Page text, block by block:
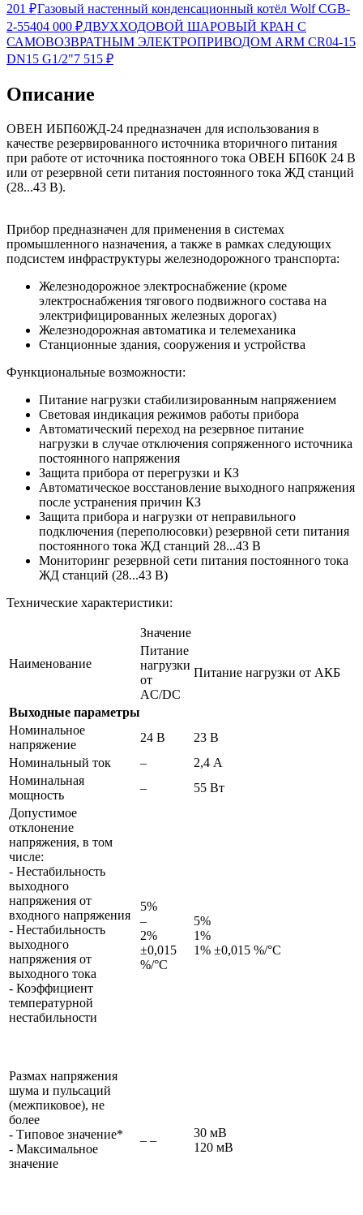
201 ₽Газовый настенный конденсационный котёл Wolf CGB-
2-55404 000 ₽ДВУХХОДОВОЙ ШАРОВЫЙ КРАН С
САМОВОЗВРАТНЫМ ЭЛЕКТРОПРИВОДОМ ARM CR04-15
DN15 G1/2"7 515 ₽
Описание
ОВЕН ИБП60ЖД-24 предназначен для использования в
качестве резервированного источника вторичного питания
при работе от источника постоянного тока ОВЕН БП60К 24 В
или от резервной сети питания постоянного тока ЖД станций
(28...43 В).
Прибор предназначен для применения в системах
промышленного назначения, а также в рамках следующих
подсистем инфраструктуры железнодорожного транспорта:
Железнодорожное электроснабжение (кроме
электроснабжения тягового подвижного состава на
электрифицированных железных дорогах)
Железнодорожная автоматика и телемеханика
Станционные здания, сооружения и устройства
Функциональные возможности:
Питание нагрузки стабилизированным напряжением
Световая индикация режимов работы прибора
Автоматический переход на резервное питание
нагрузки в случае отключения сопряженного источника
постоянного напряжения
Защита прибора от перегрузки и КЗ
Автоматическое восстановление выходного напряжения
после устранения причин КЗ
Защита прибора и нагрузки от неправильного
подключения (переполюсовки) резервной сети питания
постоянного тока ЖД станций 28...43 В
Мониторинг резервной сети питания постоянного тока
ЖД станций (28...43 В)
Технические характеристики:
Наименование
Значение
Питание
нагрузки
от
AC/DC
Питание нагрузки от АКБ
Выходные параметры
Номинальное
напряжение
24 В
23 В
Номинальный ток
–
2,4 А
Номинальная
мощность
–
55 Вт
Допустимое
отклонение
напряжения, в том
числе:
- Нестабильность
выходного
напряжения от
входного напряжения
- Нестабильность
выходного
напряжения от
выходного тока
- Коэффициент
температурной
нестабильности
5%
–
2%
±0,015
%/°С
5%
1%
1% ±0,015 %/°С
Размах напряжения
шума и пульсаций
(межпиковое), не
более
- Типовое значение*
- Максимальное
значение
– –
30 мВ
120 мВ